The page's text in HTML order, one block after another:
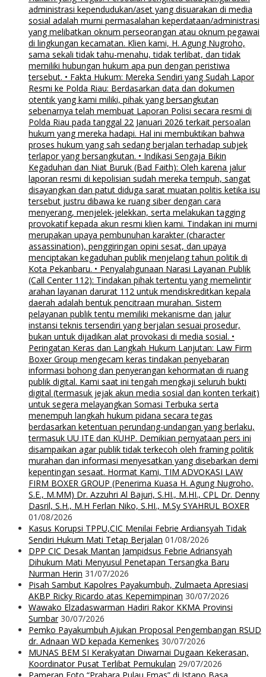
administrasi kependudukan/aset yang disuarakan di media
sosial adalah murni permasalahan keperdataan/administrasi
yang melibatkan oknum perseorangan atau oknum pegawai
di lingkungan kecamatan. Klien kami, H. Agung Nugroho,
sama sekali tidak tahu-menahu, tidak terlibat, dan tidak
memiliki hubungan hukum apa pun dengan peristiwa
tersebut. • Fakta Hukum: Mereka Sendiri yang Sudah Lapor
Resmi ke Polda Riau: Berdasarkan data dan dokumen
otentik yang kami miliki, pihak yang bersangkutan
sebenarnya telah membuat Laporan Polisi secara resmi di
Polda Riau pada tanggal 22 Januari 2026 terkait persoalan
hukum yang mereka hadapi. Hal ini membuktikan bahwa
proses hukum yang sah sedang berjalan terhadap subjek
terlapor yang bersangkutan. • Indikasi Sengaja Bikin
Kegaduhan dan Niat Buruk (Bad Faith): Oleh karena jalur
laporan resmi di kepolisian sudah mereka tempuh, sangat
disayangkan dan patut diduga sarat muatan politis ketika isu
tersebut justru dibawa ke ruang siber dengan cara
menyerang, menjelek-jelekkan, serta melakukan tagging
provokatif kepada akun resmi klien kami. Tindakan ini murni
merupakan upaya pembunuhan karakter (character
assassination), penggiringan opini sesat, dan upaya
menciptakan kegaduhan publik menjelang tahun politik di
Kota Pekanbaru. • Penyalahgunaan Narasi Layanan Publik
(Call Center 112): Tindakan pihak tertentu yang memelintir
arahan layanan darurat 112 untuk mendiskreditkan kepala
daerah adalah bentuk pencitraan murahan. Sistem
pelayanan publik tentu memiliki mekanisme dan jalur
instansi teknis tersendiri yang berjalan sesuai prosedur,
bukan untuk dijadikan alat provokasi di media sosial. •
Peringatan Keras dan Langkah Hukum Lanjutan: Law Firm
Boxer Group mengecam keras tindakan penyebaran
informasi bohong dan penyerangan kehormatan di ruang
publik digital. Kami saat ini tengah mengkaji seluruh bukti
digital (termasuk jejak akun media sosial dan konten terkait)
untuk segera melayangkan Somasi Terbuka serta
menempuh langkah hukum pidana secara tegas
berdasarkan ketentuan perundang-undangan yang berlaku,
termasuk UU ITE dan KUHP. Demikian pernyataan pers ini
disampaikan agar publik tidak terkecoh oleh framing politik
murahan dan informasi menyesatkan yang disebarkan demi
kepentingan sesaat. Hormat Kami, TIM ADVOKASI LAW
FIRM BOXER GROUP (Penerima Kuasa H. Agung Nugroho,
S.E., M.MM) Dr. Azzuhri Al Bajuri, S.HI., M.HI., CPL Dr. Denny
Dasril, S.H., M.H Ferlan Niko, S.HI., M.Sy SYAHRUL BOXER
01/08/2026
Kasus Korupsi TPPU,CIC Menilai Febrie Ardiansyah Tidak
Sendiri Hukum Mati Tetap Berjalan 01/08/2026
DPP CIC Desak Mantan Jampidsus Febrie Adriansyah
Dihukum Mati Menyusul Penetapan Tersangka Baru
Nurman Herin 31/07/2026
Pisah Sambut Kapolres Payakumbuh, Zulmaeta Apresiasi
AKBP Ricky Ricardo atas Kepemimpinan 30/07/2026
Wawako Elzadaswarman Hadiri Rakor KKMA Provinsi
Sumbar 30/07/2026
Pemko Payakumbuh Ajukan Proposal Pengembangan RSUD
dr. Adnaan WD kepada Kemenkes 30/07/2026
MUNAS BEM SI Kerakyatan Diwarnai Dugaan Kekerasan,
Koordinator Pusat Terlibat Pemukulan 29/07/2026